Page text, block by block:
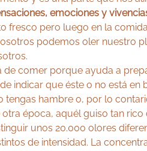
emociones y
fresco pero luego en la
podemos oler nuestro
de comer porque ayuda a
indicar que éste o no está en
hambre o, por lo
época, aquél guiso tan
unos 20.000 olores
de intensidad. La